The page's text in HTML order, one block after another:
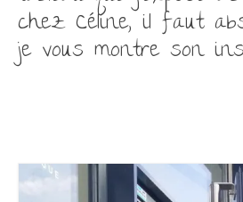
chez Céline, il faut
je vous montre son